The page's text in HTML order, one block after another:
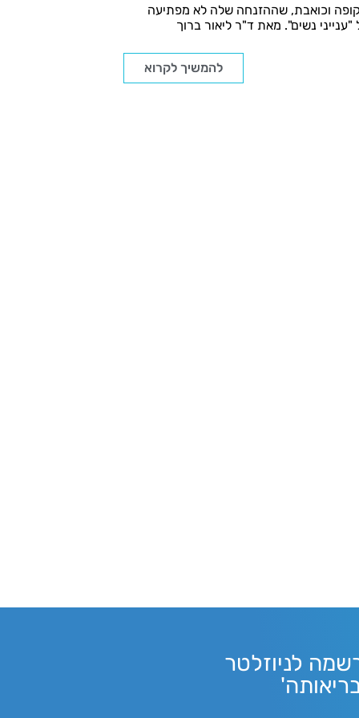
וכואבת, שההזנחה שלה לא מפתיעה
נשים". מאת ד"ר ליאור ברוך
להמשיך לקרוא
לניוזלטר